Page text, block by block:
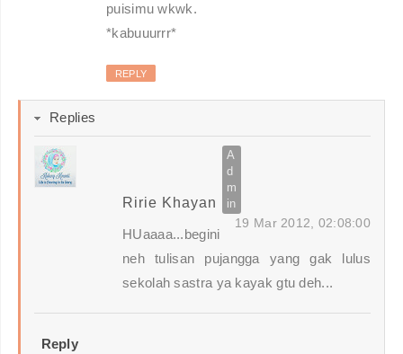
puisimu wkwk.
*kabuuurrr*
REPLY
Replies
Ririe Khayan
19 Mar 2012, 02:08:00
HUaaaa...begini
neh tulisan pujangga yang gak lulus
sekolah sastra ya kayak gtu deh...
Reply